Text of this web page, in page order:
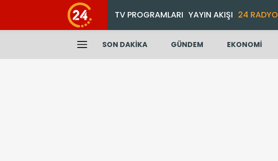
TV PROGRAMLARI YAYIN AKIŞI 24 RADYO
SON DAKİKA GÜNDEM EKONOMİ